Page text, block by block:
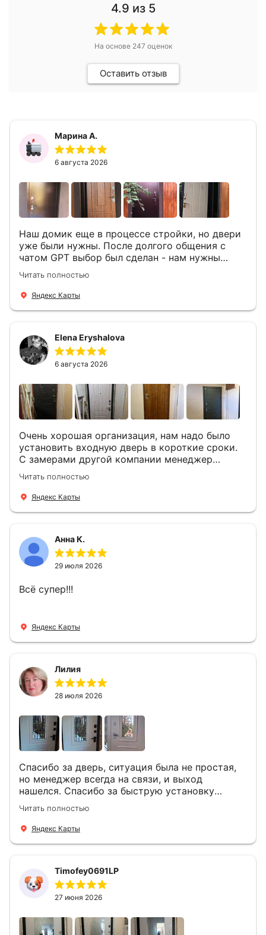
4.9 из 5
На основе 247 оценок
Оставить отзыв
Марина А.
6 августа 2026
Наш домик еще в процессе стройки, но двери
уже были нужны. После долгого общения с
чатом GPT выбор был сделан - нам нужны
двери Аргус Термо Композит, которые нашлись
в компании ДвериОпт . Менеджер Филипп
ответил на все вопросы, посчитал стоимость и
установили две двери, ответили на все
вопросы . Выполненной работой мы довольны.
Огромная всем благодарность!
Читать полностью
Яндекс Карты
Elena Eryshalova
6 августа 2026
Очень хорошая организация, нам надо было
установить входную дверь в короткие сроки.
С замерами другой компании менеджер
компании Филлип, быстро предоставил нам
варианты дверей, монтаж тоже был очень
четкий, позвонили, согласовали и установили
Читать полностью
Яндекс Карты
Анна К.
29 июля 2026
Всё супер!!!
Яндекс Карты
Лилия
28 июля 2026
Спасибо за дверь, ситуация была не простая,
но менеджер всегда на связи, и выход
нашелся. Спасибо за быструю установку
Роману, один и привёз, и установил. Надеюсь,
что дверь нам долго послужит
Читать полностью
Яндекс Карты
Timofey0691LP
27 июня 2026